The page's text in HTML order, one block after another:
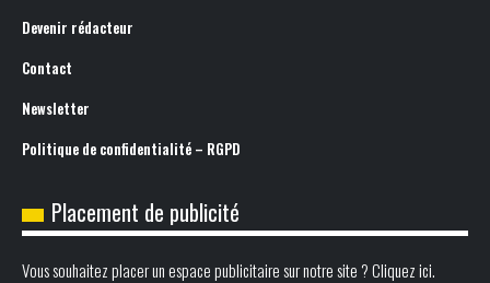
Devenir rédacteur
Contact
Newsletter
Politique de confidentialité – RGPD
Placement de publicité
Vous souhaitez placer un espace publicitaire sur notre site ? Cliquez ici.